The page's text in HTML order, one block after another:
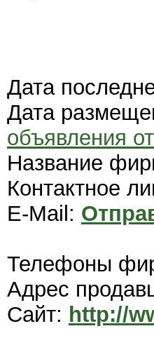
Дата
Дата
объявления
Название
Контактное
E-Mail:
Телефоны
Адрес
Сайт: http://